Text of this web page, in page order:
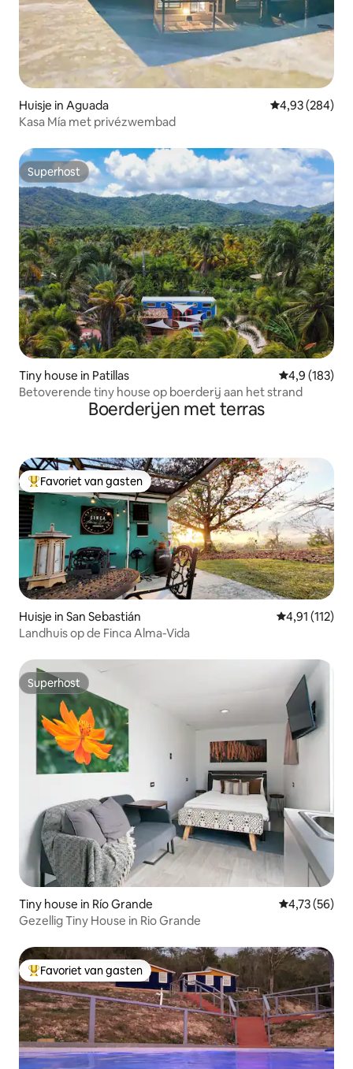
Huisje in Aguada Gemiddelde
4,93 (284)
Kasa Mía met privézwembad
Superhost
Superhost
Tiny house in Patillas Gemiddelde
4,9 (183)
Betoverende tiny house op boerderij aan het strand
Boerderijen met terras
Topfavoriet van gasten
Favoriet van gasten
Huisje in San Sebastián Gemiddelde
4,91 (112)
Landhuis op de Finca Alma-Vida
Superhost
Superhost
Tiny house in Río Grande Gemiddelde
4,73 (56)
Gezellig Tiny House in Rio Grande
Topfavoriet van gasten
Favoriet van gasten